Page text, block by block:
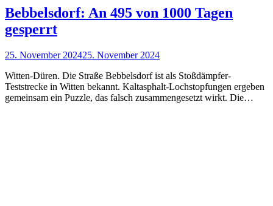
Bebbelsdorf: An 495 von 1000 Tagen
gesperrt
25. November 202425. November 2024
Witten-Düren. Die Straße Bebbelsdorf ist als Stoßdämpfer-
Teststrecke in Witten bekannt. Kaltasphalt-Lochstopfungen ergeben
gemeinsam ein Puzzle, das falsch zusammengesetzt wirkt. Die…